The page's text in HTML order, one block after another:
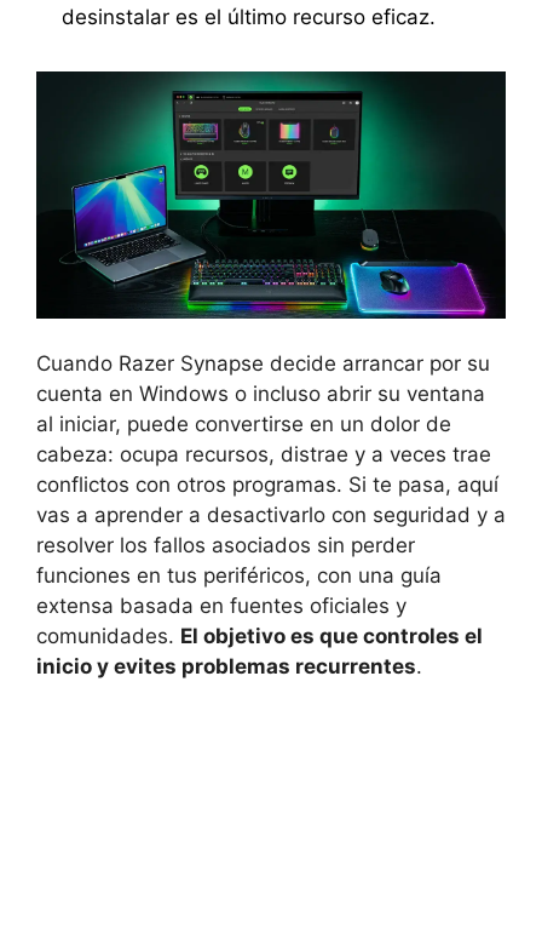
desinstalar es el último recurso eficaz.
Cuando Razer Synapse decide arrancar por su
cuenta en Windows o incluso abrir su ventana
al iniciar, puede convertirse en un dolor de
cabeza: ocupa recursos, distrae y a veces trae
conflictos con otros programas. Si te pasa, aquí
vas a aprender a desactivarlo con seguridad y a
resolver los fallos asociados sin perder
funciones en tus periféricos, con una guía
extensa basada en fuentes oficiales y
comunidades. El objetivo es que controles el
inicio y evites problemas recurrentes.